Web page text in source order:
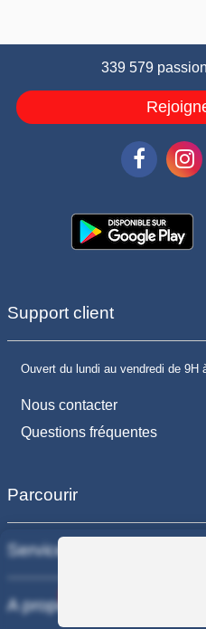
339 579
Support client
Ouvert du lundi au vendredi de 9H
Nous contacter
Questions fréquentes
Parcourir
Services
A propos